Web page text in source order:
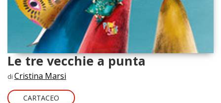
Le tre vecchie a punta
di Cristina Marsi
CARTACEO